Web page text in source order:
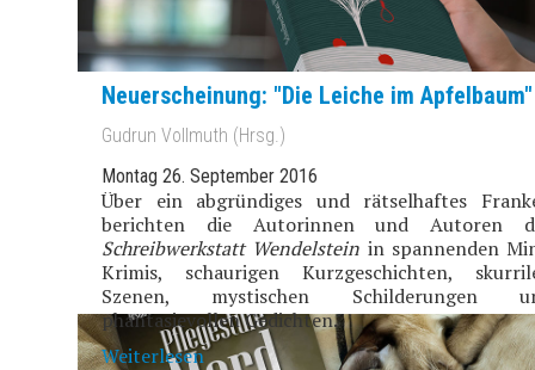
Neuerscheinung: "Die Leiche im Apfelbaum"
Gudrun Vollmuth (Hrsg.)
Montag 26. September 2016
Über ein abgründiges und rätselhaftes
berichten die Autorinnen und Autoren
Schreibwerkstatt Wendelstein in spannenden
Krimis, schaurigen Kurzgeschichten,
Szenen, mystischen Schilderungen
phantasievollen Gedichten.
Weiterlesen